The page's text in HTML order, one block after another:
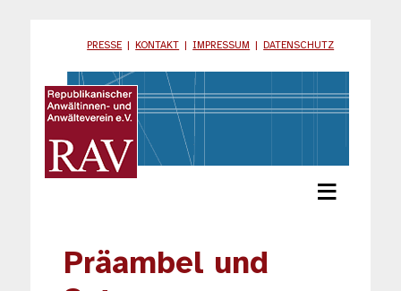
PRESSE KONTAKT |IMPRESSUM DATENSCHUTZ
≡
Präambel und